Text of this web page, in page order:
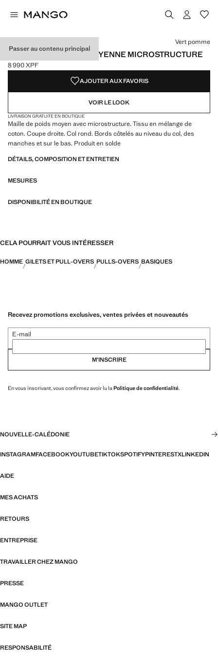
Passer au contenu principal
PULL-OVER MAILLE MOYENNE MICROSTRUCTURE
Prix actuel [8 990 XPF ]
8 990 XPF
Choisissez une couleur
Couleur Jaune pastel
Couleur Écru
Couleur Vert pomme sélectionnée
Vert pomme
AJOUTER AUX FAVORIS
VOIR LE LOOK
LIVRAISON GRATUITE EN BOUTIQUE
Maille de poids moyen avec microstructure. Tissu en mélange de
coton. Coupe droite. Col rond. Bords côtelés au niveau du col, des
manches et sur le bas. Produit en solde
DÉTAILS, COMPOSITION ET ENTRETIEN
MESURES
DISPONIBILITÉ EN BOUTIQUE
CELA POURRAIT VOUS INTÉRESSER
HOMME GILETS ET PULL-OVERS PULLS-OVERS BASIQUES
Recevez promotions exclusives, ventes privées et nouveautés
E-mail
M’INSCRIRE
En vous inscrivant, vous confirmez avoir lu la Politique de confidentialité.
NOUVELLE-CALÉDONIE
INSTAGRAMFACEBOOKYOUTUBETIKTOKSPOTIFYPINTERESTXLINKEDIN
AIDE
MES ACHATS
RETOURS
ENTREPRISE
TRAVAILLER CHEZ MANGO
PRESSE
MANGO OUTLET
SITE MAP
RESPONSABILITÉ